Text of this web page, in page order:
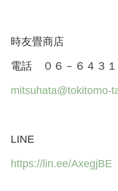
時友畳商店
電話 ０６－６４３１
mitsuhata@tokitomo-
LINE
https://lin.ee/AxegjBE